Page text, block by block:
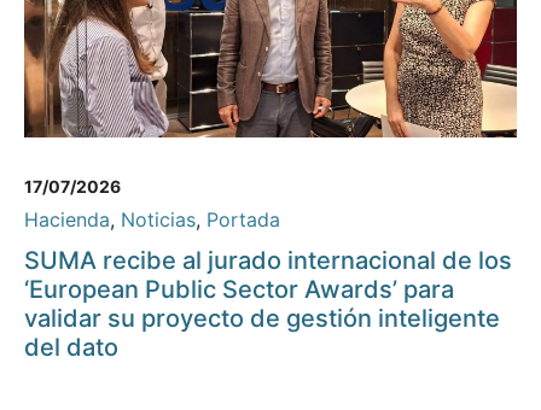
17/07/2026
Hacienda, Noticias, Portada
SUMA recibe al jurado internacional de los
‘European Public Sector Awards’ para
validar su proyecto de gestión inteligente
del dato